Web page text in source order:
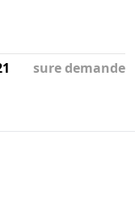
sure demande